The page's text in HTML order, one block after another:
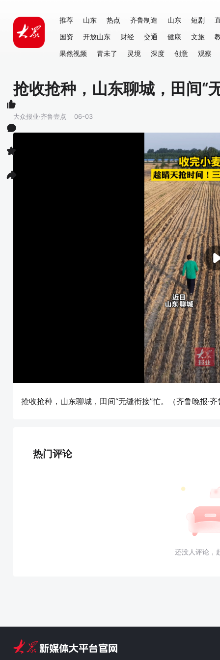
推荐 山东 热点 齐鲁制造 山东 短剧
国资
开放山东 财经 交通 健康 文旅
果然视频
青未了 灵境 深度 创意 观察
抢收抢种，山东聊城，田间“
大众报业·齐鲁壹点 06-03
抢收抢种，山东聊城，田间“无缝衔接”忙。（齐鲁晚报·
热门评论
还没人评论，